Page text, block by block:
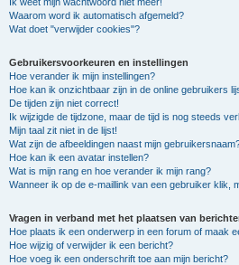
Waarom word ik automatisch afgemeld?
Wat doet "verwijder cookies"?
Gebruikersvoorkeuren en instellingen
Hoe verander ik mijn instellingen?
Hoe kan ik onzichtbaar zijn in de online gebruikers
De tijden zijn niet correct!
Ik wijzigde de tijdzone, maar de tijd is nog steeds
Mijn taal zit niet in de lijst!
Wat zijn de afbeeldingen naast mijn
Hoe kan ik een avatar instellen?
Wat is mijn rang en hoe verander ik mijn rang?
Wanneer ik op de e-maillink van een gebruiker klik,
Vragen in verband met het plaatsen van
Hoe plaats ik een onderwerp in een forum of maak
Hoe wijzig of verwijder ik een bericht?
Hoe voeg ik een onderschrift toe aan mijn bericht?